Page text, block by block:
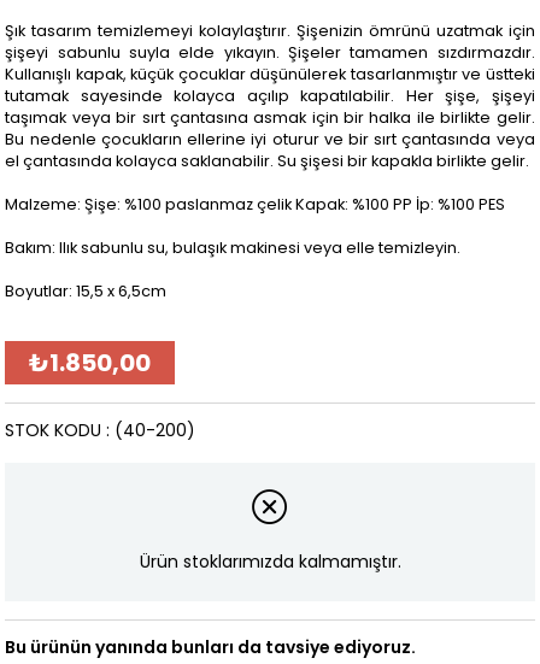
Şık tasarım temizlemeyi kolaylaştırır. Şişenizin ömrünü uzatmak için
şişeyi sabunlu suyla elde yıkayın. Şişeler tamamen sızdırmazdır.
Kullanışlı kapak, küçük çocuklar düşünülerek tasarlanmıştır ve üstteki
tutamak sayesinde kolayca açılıp kapatılabilir. Her şişe, şişeyi
taşımak veya bir sırt çantasına asmak için bir halka ile birlikte gelir.
Bu nedenle çocukların ellerine iyi oturur ve bir sırt çantasında veya
el çantasında kolayca saklanabilir. Su şişesi bir kapakla birlikte gelir.
Malzeme: Şişe: %100 paslanmaz çelik Kapak: %100 PP İp: %100 PES
Bakım: Ilık sabunlu su, bulaşık makinesi veya elle temizleyin.
Boyutlar: 15,5 x 6,5cm
₺1.850,00
(40-200)
STOK KODU
Ürün stoklarımızda kalmamıştır.
Bu ürünün yanında bunları da tavsiye ediyoruz.